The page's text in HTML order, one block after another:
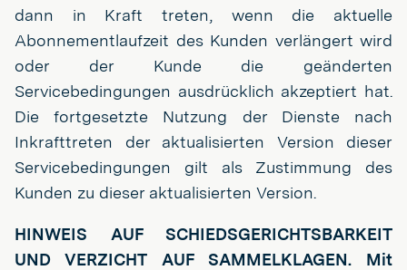
dann in Kraft treten, wenn die aktuelle
Abonnementlaufzeit des Kunden verlängert wird
oder der Kunde die geänderten
Servicebedingungen ausdrücklich akzeptiert hat.
Die fortgesetzte Nutzung der Dienste nach
Inkrafttreten der aktualisierten Version dieser
Servicebedingungen gilt als Zustimmung des
Kunden zu dieser aktualisierten Version.
HINWEIS AUF SCHIEDSGERICHTSBARKEIT
UND VERZICHT AUF SAMMELKLAGEN. Mit